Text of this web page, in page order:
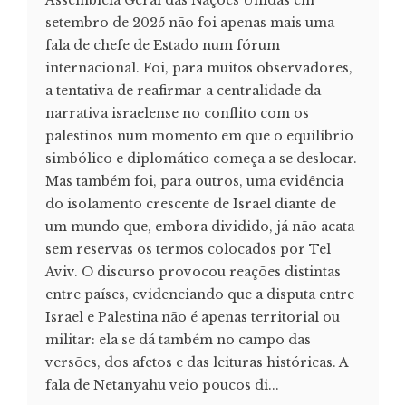
setembro de 2025 não foi apenas mais uma
fala de chefe de Estado num fórum
internacional. Foi, para muitos observadores,
a tentativa de reafirmar a centralidade da
narrativa israelense no conflito com os
palestinos num momento em que o equilíbrio
simbólico e diplomático começa a se deslocar.
Mas também foi, para outros, uma evidência
do isolamento crescente de Israel diante de
um mundo que, embora dividido, já não acata
sem reservas os termos colocados por Tel
Aviv. O discurso provocou reações distintas
entre países, evidenciando que a disputa entre
Israel e Palestina não é apenas territorial ou
militar: ela se dá também no campo das
versões, dos afetos e das leituras históricas. A
fala de Netanyahu veio poucos di...